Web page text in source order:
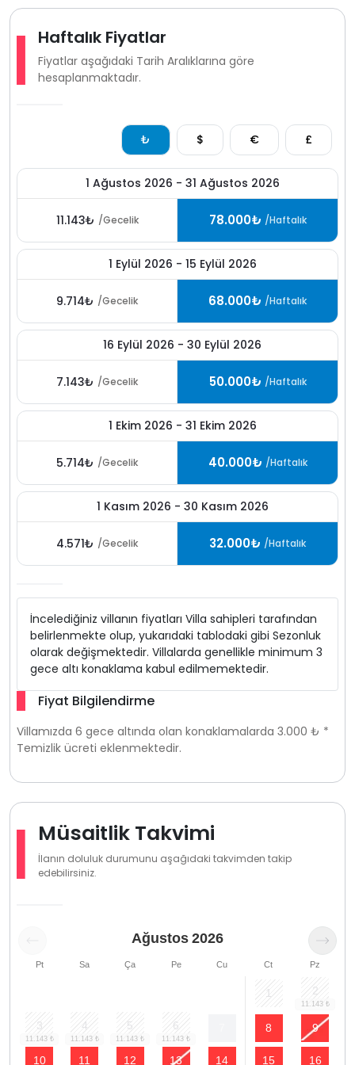
Girişte 3000 TL hasar depozitosu alınır. Çıkışta yapılan
kontrolde herhangi bir hasar olmaması durumunda
depozito iade edilir.
Haftalık Fiyatlar
Fiyatlar aşağıdaki Tarih Aralıklarına göre
hesaplanmaktadır.
₺ $ € £
1 Ağustos 2026 - 31 Ağustos 2026
11.143₺ /Gecelik 78.000₺ /Haftalık
1 Eylül 2026 - 15 Eylül 2026
9.714₺ /Gecelik 68.000₺ /Haftalık
16 Eylül 2026 - 30 Eylül 2026
7.143₺ /Gecelik 50.000₺ /Haftalık
1 Ekim 2026 - 31 Ekim 2026
5.714₺ /Gecelik 40.000₺ /Haftalık
1 Kasım 2026 - 30 Kasım 2026
4.571₺ /Gecelik 32.000₺ /Haftalık
İncelediğiniz villanın fiyatları Villa sahipleri tarafından
belirlenmekte olup, yukarıdaki tablodaki gibi Sezonluk
olarak değişmektedir. Villalarda genellikle minimum 3
gece altı konaklama kabul edilmemektedir.
Fiyat Bilgilendirme
Villamızda 6 gece altında olan konaklamalarda 3.000 ₺ *
Temizlik ücreti eklenmektedir.
Müsaitlik Takvimi
İlanın doluluk durumunu aşağıdaki takvimden takip
edebilirsiniz.
Ağustos 2026
Pt Sa Ça Pe Cu Ct Pz
1 2
3 4 5 6 8 9
10 11 12 13 14 15 16